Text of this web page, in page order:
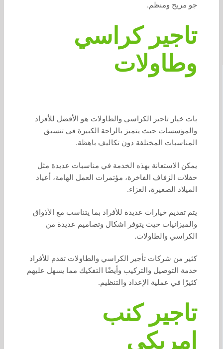
جو مريح ومنظم.
تاجير كراسي
وطاولات
بات خيار تاجير الكراسي والطاولات هو الأفضل للأفراد
والمؤسسات حيث يتميز بالراحة الكبيرة في تنسيق
المناسبات المختلفة دون تكاليف باهظة.
يمكن الاستعانة بهذه الخدمة في مناسبات عديدة مثل
حفلات الزفاف الفاخرة، مؤتمرات العمل الهامة، أعياد
الميلاد الصغيرة، العزاء.
يتم تقديم خيارات عديدة للأفراد بما يتناسب مع الأذواق
والميزانيات حيث يتوفر اشكال وتصاميم عديدة من
الكراسي والطاولات.
كثير من شركات تأجير الكراسي والطاولات تقدم للأفراد
خدمة التوصيل والتركيب وأيضًا التفكيك مما يسهل عليهم
كثيرًا في عملية الإعداد والتنظيم.
تاجير كنب
امريكي